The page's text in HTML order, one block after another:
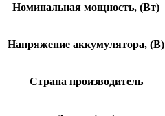
Номинальная мощность, (Вт)
Напряжение аккумулятора, (В)
Страна производитель